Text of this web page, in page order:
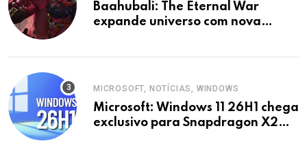
Baahubali: The Eternal War
expande universo com nova
MICROSOFT, NOTÍCIAS, WINDOWS
Microsoft: Windows 11 26H1 chega
exclusivo para Snapdragon X2